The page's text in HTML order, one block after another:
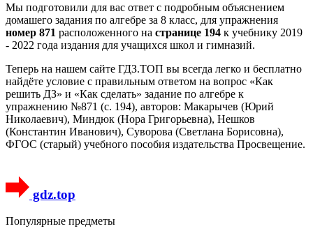
Мы подготовили для вас ответ c подробным объяснением
домашего задания по алгебре за 8 класс, для упражнения
номер 871 расположенного на странице 194 к учебнику 2019
- 2022 года издания для учащихся школ и гимназий.
Теперь на нашем сайте ГДЗ.ТОП вы всегда легко и бесплатно
найдёте условие с правильным ответом на вопрос «Как
решить ДЗ» и «Как сделать» задание по алгебре к
упражнению №871 (с. 194), авторов: Макарычев (Юрий
Николаевич), Миндюк (Нора Григорьевна), Нешков
(Константин Иванович), Суворова (Светлана Борисовна),
ФГОС (старый) учебного пособия издательства Просвещение.
gdz.top
Популярные предметы